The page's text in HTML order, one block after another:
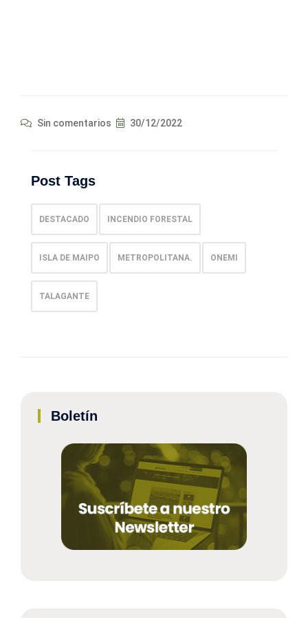
Sin comentarios 30/12/2022
Post Tags
DESTACADO INCENDIO FORESTAL
ISLA DE MAIPO METROPOLITANA. ONEMI
TALAGANTE
Boletín